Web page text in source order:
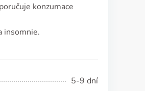
konzumace
insomnie.
5-9 dní